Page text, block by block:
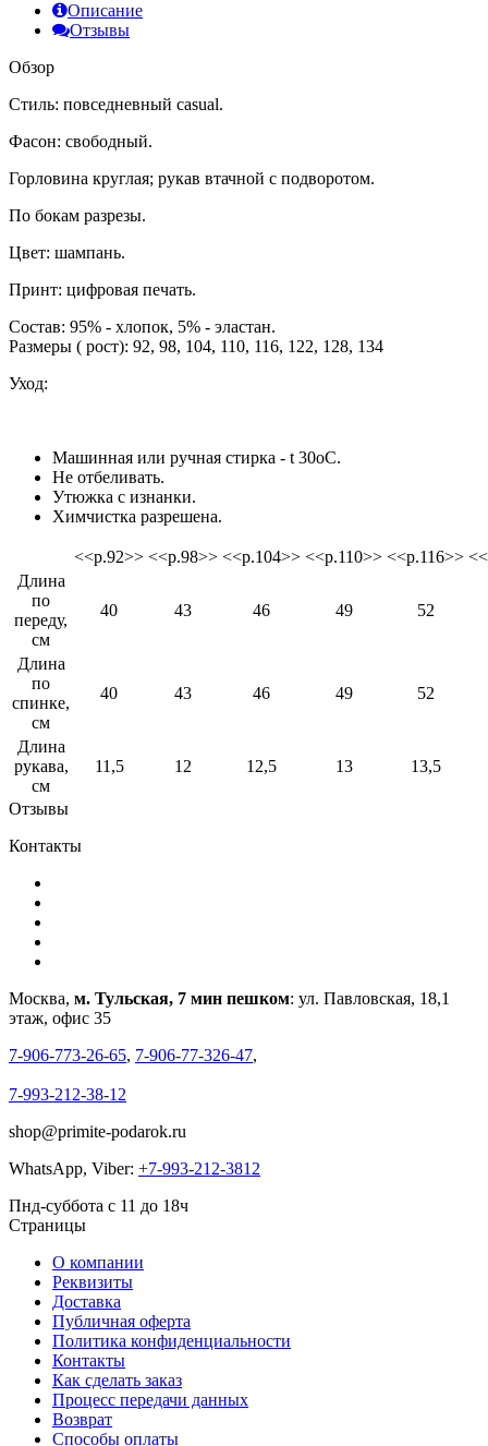
Описание
Отзывы
Обзор
Стиль: повседневный casual.
Фасон: свободный.
Горловина круглая; рукав втачной с подворотом.
По бокам разрезы.
Цвет: шампань.
Принт: цифровая печать.
Состав: 95% - хлопок, 5% - эластан.
Размеры ( рост): 92, 98, 104, 110, 116, 122, 128, 134
Уход:
Машинная или ручная стирка - t 30оС.
Не отбеливать.
Утюжка с изнанки.
Химчистка разрешена.
<<р.92>> <<р.98>> <<р.104>> <<р.110>> <<р.116>>
Длина
по
переду,
см
40 43 46 49 52
Длина
по
спинке,
см
40 43 46 49 52
Длина
рукава,
см
11,5 12 12,5 13 13,5
Отзывы
Контакты
Москва, м. Тульская, 7 мин пешком: ул. Павловская, 18,1
этаж, офис 35
7-906-773-26-65, 7-906-77-326-47,
7-993-212-38-12
shop@primite-podarok.ru
WhatsApp, Viber: +7-993-212-3812
Пнд-суббота с 11 до 18ч
Страницы
О компании
Реквизиты
Доставка
Публичная оферта
Политика конфиденциальности
Контакты
Как сделать заказ
Процесс передачи данных
Возврат
Способы оплаты